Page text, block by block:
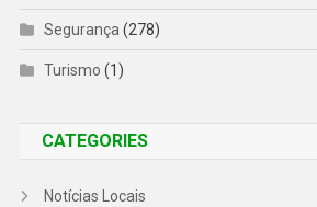
Segurança(278)
Turismo (1)
CATEGORIES
Notícias Locais